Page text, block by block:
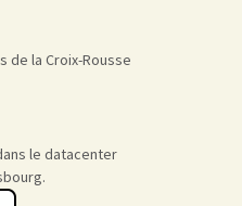
de la Croix-Rousse
le datacenter